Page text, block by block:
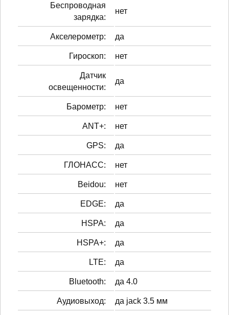
Беспроводная
зарядка:
нет
Акселерометр: да
Гироскоп: нет
Датчик
освещенности:
да
Барометр: нет
ANT+: нет
GPS: да
ГЛОНАСС: нет
Beidou: нет
EDGE: да
HSPA: да
HSPA+: да
LTE: да
Bluetooth: да 4.0
Аудиовыход: да jack 3.5 мм